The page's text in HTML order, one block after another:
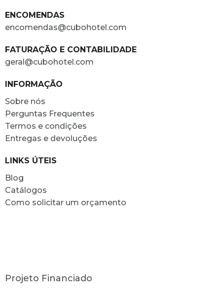
ENCOMENDAS
encomendas@cubohotel.com
FATURAÇÃO E CONTABILIDADE
geral@cubohotel.com
INFORMAÇÃO
Sobre nós
Perguntas Frequentes
Termos e condições
Entregas e devoluções
LINKS ÚTEIS
Blog
Catálogos
Como solicitar um orçamento
Projeto Financiado